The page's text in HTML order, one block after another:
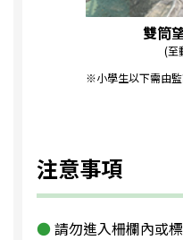
雙筒
(至
※小學生以下需由監
注意事項
請勿進入柵欄內或